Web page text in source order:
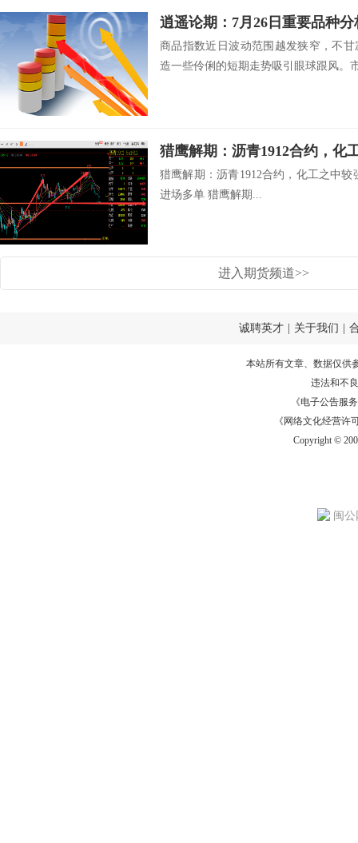
逍遥论期：7月26日重要品种
商品指数近日波动范围越发狭窄，不
造一些伶俐的短期走势吸引眼球跟风。
猎鹰解期：沥青1912合约，化工之中较
进场多单 猎鹰解期...
进入期货频道>>
诚聘英才 关于我们
本站所有文章、数据仅供
违法和不
《电子公告服务
《网络文化经营许
Copyright ©
闽公